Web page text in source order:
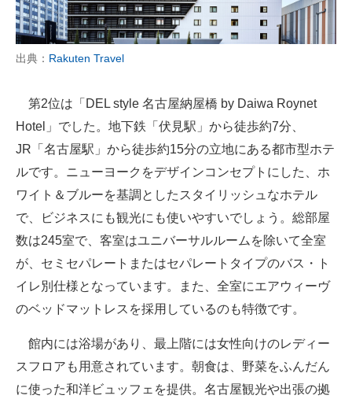
出典： Rakuten Travel
第2位は「DEL style 名古屋納屋橋 by Daiwa Roynet
Hotel」でした。地下鉄「伏見駅」から徒歩約7分、
JR「名古屋駅」から徒歩約15分の立地にある都市型ホテ
ルです。ニューヨークをデザインコンセプトにした、ホ
ワイト＆ブルーを基調としたスタイリッシュなホテル
で、ビジネスにも観光にも使いやすいでしょう。総部屋
数は245室で、客室はユニバーサルルームを除いて全室
が、セミセパレートまたはセパレートタイプのバス・ト
イレ別仕様となっています。また、全室にエアウィーヴ
のベッドマットレスを採用しているのも特徴です。
館内には浴場があり、最上階には女性向けのレディー
スフロアも用意されています。朝食は、野菜をふんだん
に使った和洋ビュッフェを提供。名古屋観光や出張の拠